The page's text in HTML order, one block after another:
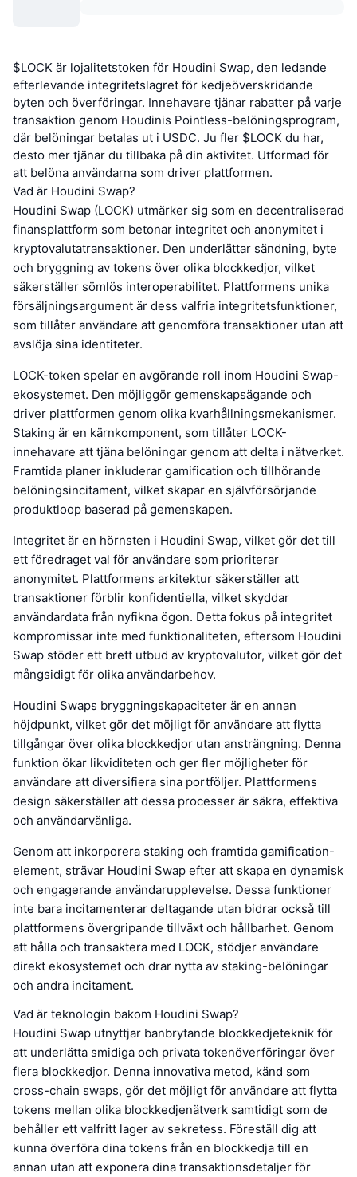
$LOCK är lojalitetstoken för Houdini Swap, den ledande
efterlevande integritetslagret för kedjeöverskridande
byten och överföringar. Innehavare tjänar rabatter på varje
transaktion genom Houdinis Pointless-belöningsprogram,
där belöningar betalas ut i USDC. Ju fler $LOCK du har,
desto mer tjänar du tillbaka på din aktivitet. Utformad för
att belöna användarna som driver plattformen.
Vad är Houdini Swap?
Houdini Swap (LOCK) utmärker sig som en decentraliserad
finansplattform som betonar integritet och anonymitet i
kryptovalutatransaktioner. Den underlättar sändning, byte
och bryggning av tokens över olika blockkedjor, vilket
säkerställer sömlös interoperabilitet. Plattformens unika
försäljningsargument är dess valfria integritetsfunktioner,
som tillåter användare att genomföra transaktioner utan att
avslöja sina identiteter.
LOCK-token spelar en avgörande roll inom Houdini Swap-
ekosystemet. Den möjliggör gemenskapsägande och
driver plattformen genom olika kvarhållningsmekanismer.
Staking är en kärnkomponent, som tillåter LOCK-
innehavare att tjäna belöningar genom att delta i nätverket.
Framtida planer inkluderar gamification och tillhörande
belöningsincitament, vilket skapar en självförsörjande
produktloop baserad på gemenskapen.
Integritet är en hörnsten i Houdini Swap, vilket gör det till
ett föredraget val för användare som prioriterar
anonymitet. Plattformens arkitektur säkerställer att
transaktioner förblir konfidentiella, vilket skyddar
användardata från nyfikna ögon. Detta fokus på integritet
kompromissar inte med funktionaliteten, eftersom Houdini
Swap stöder ett brett utbud av kryptovalutor, vilket gör det
mångsidigt för olika användarbehov.
Houdini Swaps bryggningskapaciteter är en annan
höjdpunkt, vilket gör det möjligt för användare att flytta
tillgångar över olika blockkedjor utan ansträngning. Denna
funktion ökar likviditeten och ger fler möjligheter för
användare att diversifiera sina portföljer. Plattformens
design säkerställer att dessa processer är säkra, effektiva
och användarvänliga.
Genom att inkorporera staking och framtida gamification-
element, strävar Houdini Swap efter att skapa en dynamisk
och engagerande användarupplevelse. Dessa funktioner
inte bara incitamenterar deltagande utan bidrar också till
plattformens övergripande tillväxt och hållbarhet. Genom
att hålla och transaktera med LOCK, stödjer användare
direkt ekosystemet och drar nytta av staking-belöningar
och andra incitament.
Vad är teknologin bakom Houdini Swap?
Houdini Swap utnyttjar banbrytande blockkedjeteknik för
att underlätta smidiga och privata tokenöverföringar över
flera blockkedjor. Denna innovativa metod, känd som
cross-chain swaps, gör det möjligt för användare att flytta
tokens mellan olika blockkedjenätverk samtidigt som de
behåller ett valfritt lager av sekretess. Föreställ dig att
kunna överföra dina tokens från en blockkedja till en
annan utan att exponera dina transaktionsdetaljer för